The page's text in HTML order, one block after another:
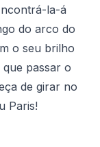
la-á
do arco do
o seu brilho
passar o
de girar no
Paris!